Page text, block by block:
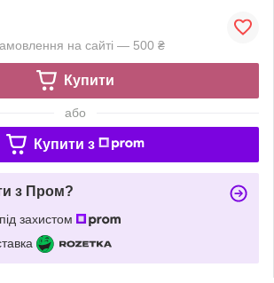
на сайті — 500 ₴
Купити
або
Купити з
з Пром?
захистом